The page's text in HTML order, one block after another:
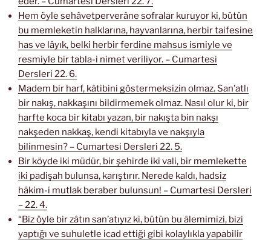
Hem öyle sehâvetperverâne sofralar kuruyor ki, bütün
bu memleketin halklarına, hayvanlarına, herbir taifesine
has ve lâyık, belki herbir ferdine mahsus ismiyle ve
resmiyle bir tabla-i nimet veriliyor. – Cumartesi
Dersleri 22. 6.
Madem bir harf, kâtibini göstermeksizin olmaz. San’atlı
bir nakış, nakkaşını bildirmemek olmaz. Nasıl olur ki, bir
harfte koca bir kitabı yazan, bir nakışta bin nakşı
nakşeden nakkaş, kendi kitabıyla ve nakşıyla
bilinmesin? – Cumartesi Dersleri 22. 5.
Bir köyde iki müdür, bir şehirde iki vali, bir memlekette
iki padişah bulunsa, karıştırır. Nerede kaldı, hadsiz
hâkim-i mutlak beraber bulunsun! – Cumartesi Dersleri
– 22. 4.
“Biz öyle bir zâtın san’atıyız ki, bütün bu âlemimizi, bizi
yaptığı ve suhuletle icad ettiği gibi kolaylıkla yapabilir